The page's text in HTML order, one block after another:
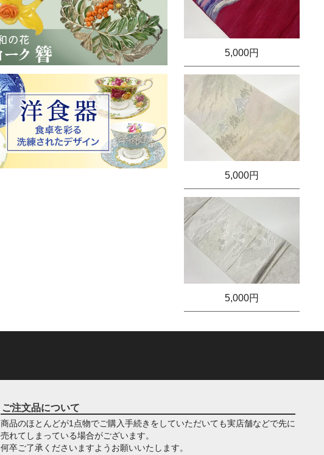
5,000円
5,000円
5,000円
ご注文品について
商品のほとんどが1点物でご購入手続きをしていただいても実店舗などで先に
売れてしまっている場合がございます。
何卒ご了承くださいますようお願いいたします。